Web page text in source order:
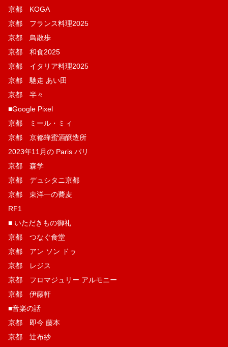
京都 KOGA
京都 フランス料理2025
京都 鳥散歩
京都 和食2025
京都 イタリア料理2025
京都 馳走 あい田
京都 半々
■Google Pixel
京都 ミール・ミィ
京都 京都蜂蜜酒醸造所
2023年11月の Paris パリ
京都 森学
京都 デュシタニ京都
京都 東洋一の蕎麦
RF1
■ いただきもの御礼
京都 つなぐ食堂
京都 アン ソン ドゥ
京都 レジス
京都 フロマジュリー アルモニー
京都 伊藤軒
■音楽の話
京都 即今 藤本
京都 辻布紗